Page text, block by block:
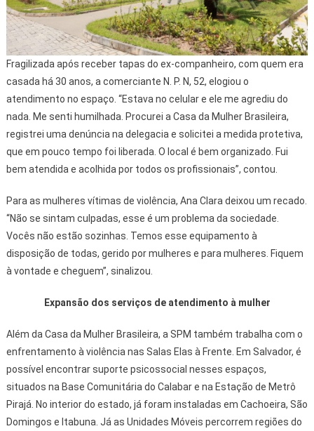
Fragilizada após receber tapas do ex-companheiro, com quem era
casada há 30 anos, a comerciante N. P. N, 52, elogiou o
atendimento no espaço. “Estava no celular e ele me agrediu do
nada. Me senti humilhada. Procurei a Casa da Mulher Brasileira,
registrei uma denúncia na delegacia e solicitei a medida protetiva,
que em pouco tempo foi liberada. O local é bem organizado. Fui
bem atendida e acolhida por todos os profissionais”, contou.
Para as mulheres vítimas de violência, Ana Clara deixou um recado.
“Não se sintam culpadas, esse é um problema da sociedade.
Vocês não estão sozinhas. Temos esse equipamento à
disposição de todas, gerido por mulheres e para mulheres. Fiquem
à vontade e cheguem”, sinalizou.
Expansão dos serviços de atendimento à mulher
Além da Casa da Mulher Brasileira, a SPM também trabalha com o
enfrentamento à violência nas Salas Elas à Frente. Em Salvador, é
possível encontrar suporte psicossocial nesses espaços,
situados na Base Comunitária do Calabar e na Estação de Metrô
Pirajá. No interior do estado, já foram instaladas em Cachoeira, São
Domingos e Itabuna. Já as Unidades Móveis percorrem regiões do